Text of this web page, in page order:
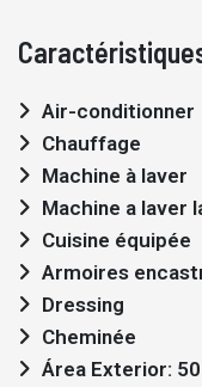
Air-conditionner
Chauffage
Machine à laver
Machine a laver
Cuisine équipée
Armoires
Dressing
Cheminée
Área Exterior: 50